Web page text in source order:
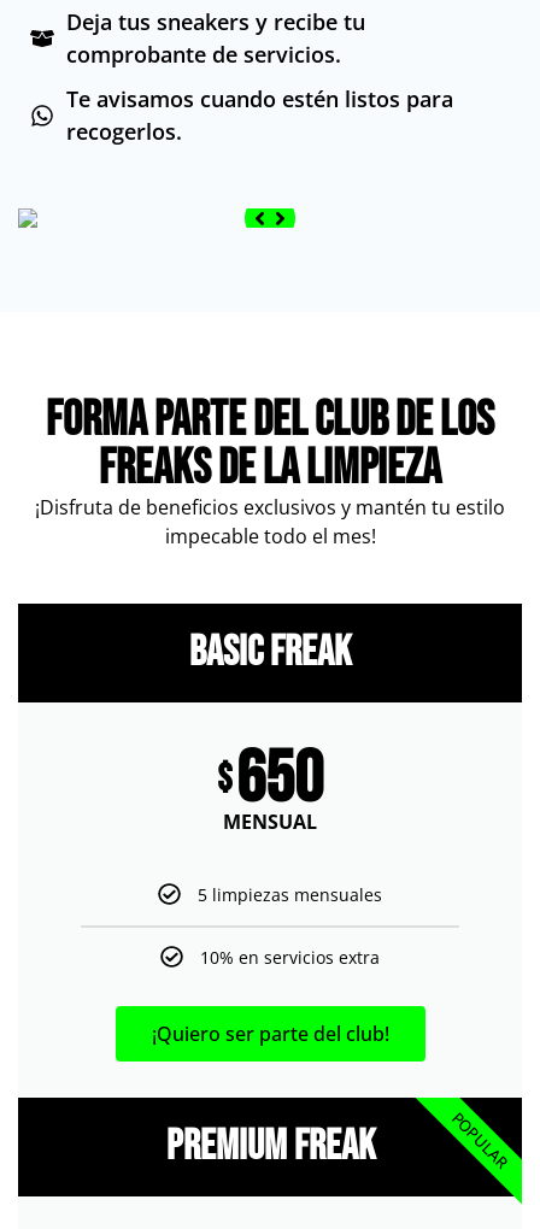
Deja tus sneakers y recibe tu
comprobante de servicios.
Te avisamos cuando estén listos para
recogerlos.
Forma parte del club de los
freaks de la limpieza
¡Disfruta de beneficios exclusivos y mantén tu estilo
impecable todo el mes!
Basic Freak
$650
MENSUAL
5 limpiezas mensuales
10% en servicios extra
¡Quiero ser parte del club!
Premium Freak POPULAR